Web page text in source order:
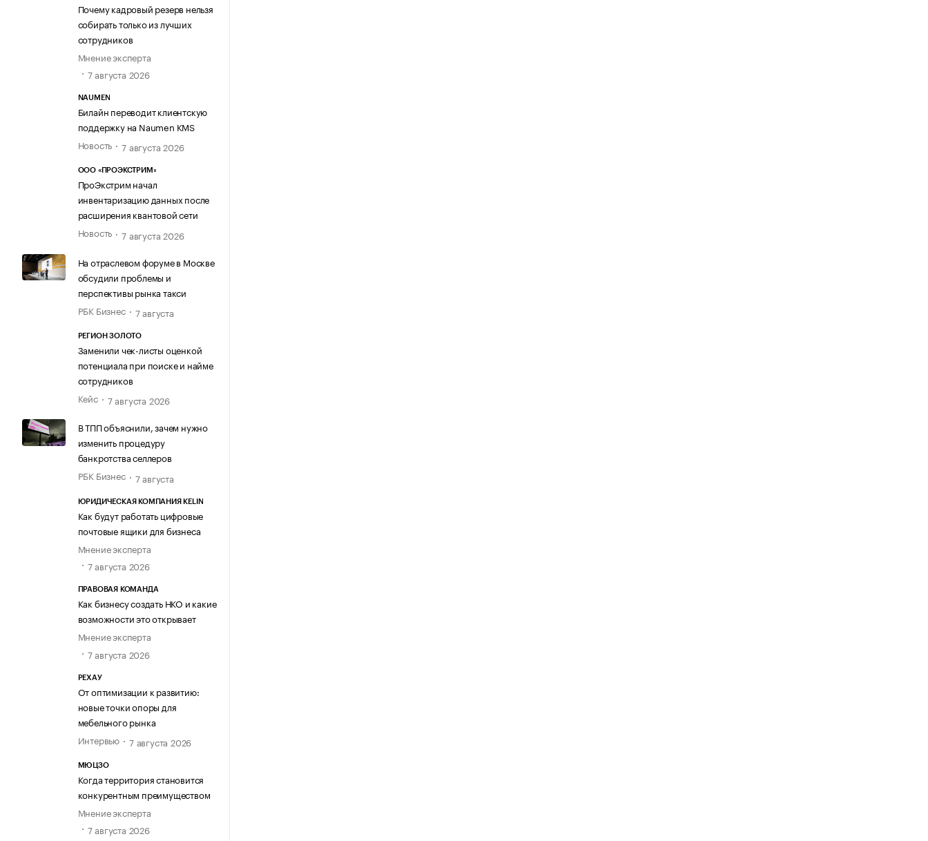
Почему кадровый резерв нельзя
собирать только из лучших
сотрудников
Мнение эксперта
7 августа 2026
NAUMEN
Билайн переводит клиентскую
поддержку на Naumen KMS
Новость
7 августа 2026
ООО «ПРОЭКСТРИМ»
ПроЭкстрим начал
инвентаризацию данных после
расширения квантовой сети
Новость
7 августа 2026
На отраслевом форуме в Москве
обсудили проблемы и
перспективы рынка такси
РБК Бизнес
7 августа
РЕГИОН ЗОЛОТО
Заменили чек-листы оценкой
потенциала при поиске и найме
сотрудников
Кейс
7 августа 2026
В ТПП объяснили, зачем нужно
изменить процедуру
банкротства селлеров
РБК Бизнес
7 августа
ЮРИДИЧЕСКАЯ КОМПАНИЯ KELIN
Как будут работать цифровые
почтовые ящики для бизнеса
Мнение эксперта
7 августа 2026
ПРАВОВАЯ КОМАНДА
Как бизнесу создать НКО и какие
возможности это открывает
Мнение эксперта
7 августа 2026
РЕХАУ
От оптимизации к развитию:
новые точки опоры для
мебельного рынка
Интервью
7 августа 2026
МЮЦЗО
Когда территория становится
конкурентным преимуществом
Мнение эксперта
7 августа 2026